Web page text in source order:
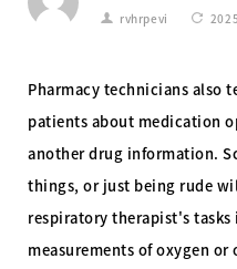
rvhrpevi
Pharmacy technicians also
patients about medication
another drug information.
things, or just being rude
respiratory therapist's
measurements of oxygen